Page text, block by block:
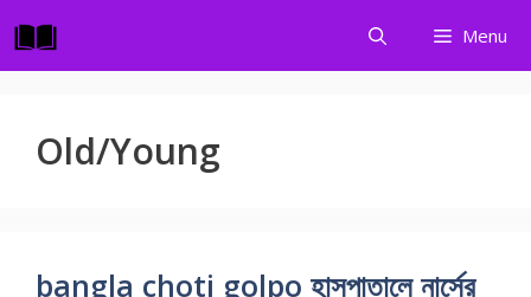
to
content
Menu
Old/Young
bangla choti golpo হাসপাতালে নার্সের